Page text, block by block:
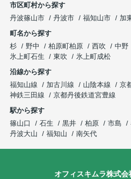
市区町村から探す
丹波篠山市
丹波市 福知山市 加
町名から探す
杉
野中 柏原町柏原 西吹 中野
氷上町石生
東吹
氷上町成松
沿線から探す
福知山線
加古川線 山陰本線
京
神鉄三田線
京都丹後鉄道宮豊線
駅から探す
篠山口
石生 黒井 柏原 市島
丹波大山
福知山 南矢代
オフィスキムラ株式会